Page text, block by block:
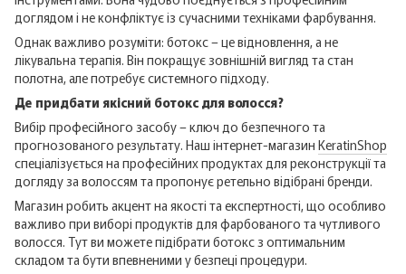
доглядом і не конфліктує із сучасними техніками фарбування.
Однак важливо розуміти: ботокс – це відновлення, а не
лікувальна терапія. Він покращує зовнішній вигляд та стан
полотна, але потребує системного підходу.
Де придбати якісний ботокс для волосся?
Вибір професійного засобу – ключ до безпечного та
прогнозованого результату. Наш інтернет-магазин KeratinShop
спеціалізується на професійних продуктах для реконструкції та
догляду за волоссям та пропонує ретельно відібрані бренди.
Магазин робить акцент на якості та експертності, що особливо
важливо при виборі продуктів для фарбованого та чутливого
волосся. Тут ви можете підібрати ботокс з оптимальним
складом та бути впевненими у безпеці процедури.